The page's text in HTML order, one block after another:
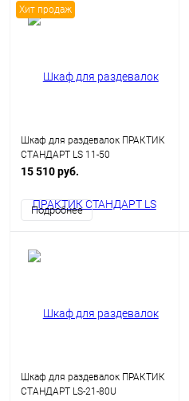
Хит продаж
Шкаф для раздевалок ПРАКТИК
СТАНДАРТ LS 11-50
15 510 руб.
Подробнее
Шкаф для раздевалок ПРАКТИК
СТАНДАРТ LS-21-80U